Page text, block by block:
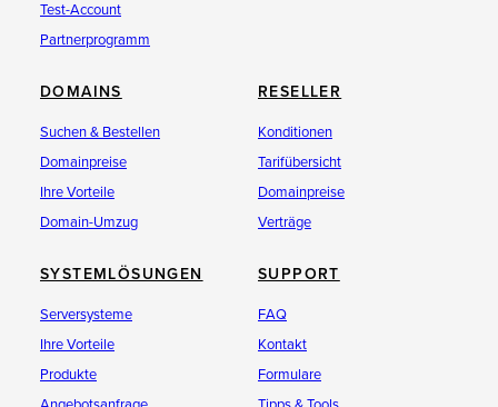
Test-Account
Partnerprogramm
DOMAINS
Suchen & Bestellen
Domainpreise
Ihre Vorteile
Domain-Umzug
RESELLER
Konditionen
Tarifübersicht
Domainpreise
Verträge
SYSTEMLÖSUNGEN
Serversysteme
Ihre Vorteile
Produkte
SUPPORT
FAQ
Kontakt
Formulare